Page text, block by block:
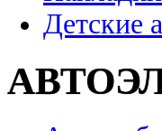
Детские